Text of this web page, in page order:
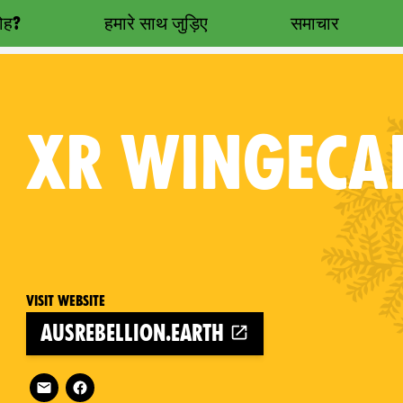
हमारे साथ जुड़िए समाचार
XR
Visit website
ausrebellion.earth
Follow XR Wingecarribee on